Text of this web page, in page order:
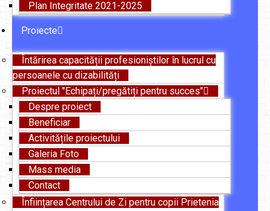
Plan Integritate 2021-2025
Proiecte
Întărirea capacității profesioniștilor în lucrul cu
persoanele cu dizabilități
Proiectul "Echipați/pregătiți pentru succes"
Despre proiect
Beneficiar
Activitățile proiectului
Galeria Foto
Mass media
Contact
Înființarea Centrului de Zi pentru copii Prietenia